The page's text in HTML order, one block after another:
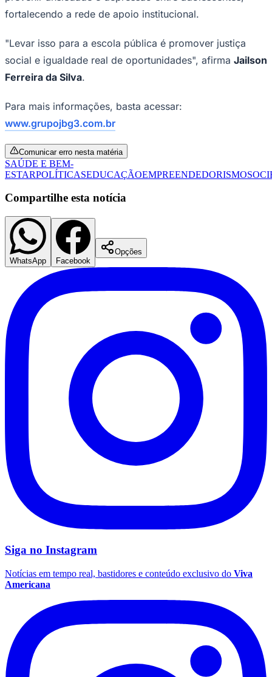
Juventude
fortalecendo a rede de apoio institucional.
"Levar isso para a escola pública é promover justiça
social e igualdade real de oportunidades", afirma Jailson
Ferreira da Silva.
Para mais informações, basta acessar:
www.grupojbg3.com.br
Comunicar erro nesta matéria
SAÚDE E BEM-
ESTARPOLÍTICASEDUCAÇÃOEMPREENDEDORISMO
Compartilhe esta notícia
WhatsApp Facebook
Opções
Siga no Instagram
Notícias em tempo real, bastidores e conteúdo exclusivo do Viva
Americana